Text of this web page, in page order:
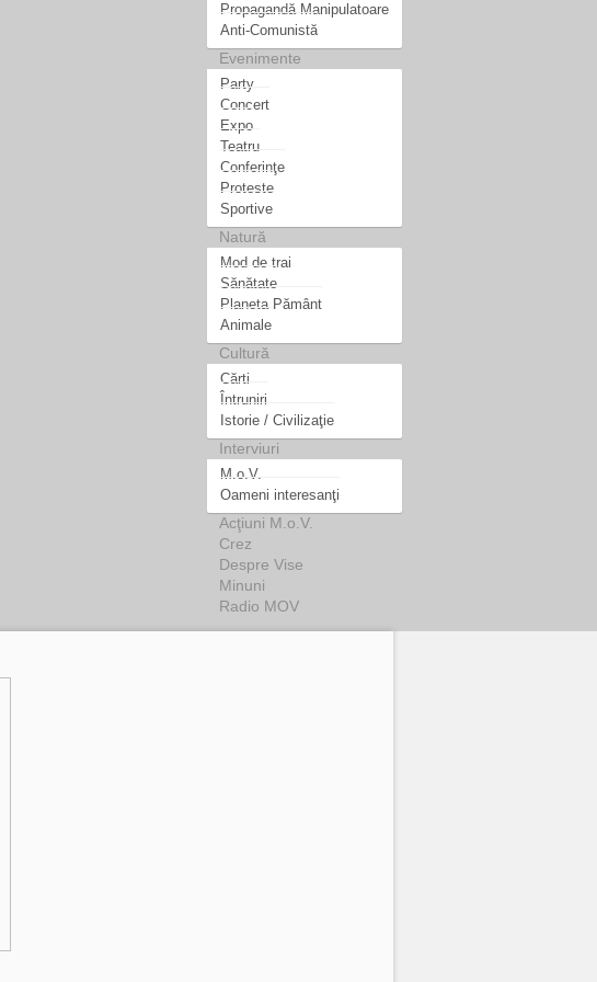
Propagandă Manipulatoare
Anti-Comunistă
Evenimente
Party
Concert
Expo
Teatru
Conferinţe
Proteste
Sportive
Natură
Mod de trai
Sănătate
Planeta Pământ
Animale
Cultură
Cărti
Întruniri
Istorie / Civilizaţie
Interviuri
M.o.V.
Oameni interesanţi
Acţiuni M.o.V.
Crez
Despre Vise
Minuni
Radio MOV